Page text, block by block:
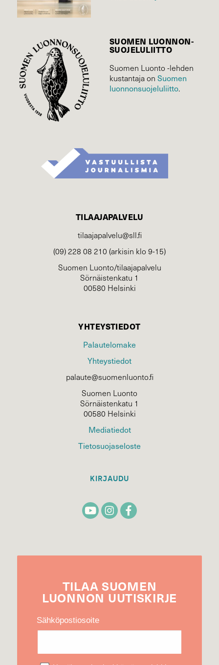
SUOMEN LUONNON­
SUOJELU­LIITTO
Suomen Luonto -lehden
kustantaja on Suomen
luonnonsuojelu­liitto.
TILAAJAPALVELU
tilaajapalvelu@sll.fi
(09) 228 08 210 (arkisin klo 9-15)
Suomen Luonto/tilaajapalvelu
Sörnäistenkatu 1
00580 Helsinki
YHTEYSTIEDOT
Palautelomake
Yhteystiedot
palaute@suomenluonto.fi
Suomen Luonto
Sörnäistenkatu 1
00580 Helsinki
Mediatiedot
Tietosuojaseloste
KIRJAUDU
TILAA SUOMEN
LUONNON UUTIS­KIRJE
Sähköpostiosoite